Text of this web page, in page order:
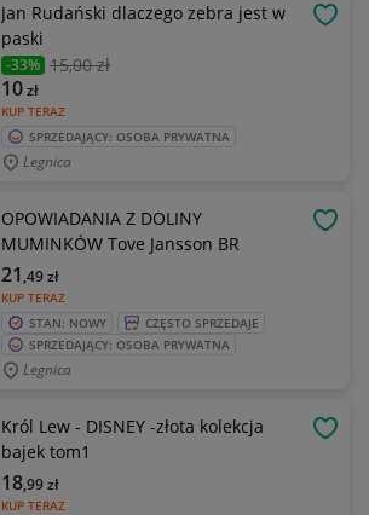
Jan Rudański dlaczego zebra jest w
paski
-33% 15,00 zł
KUP TERAZ
10zł
SPRZEDAJĄCY: OSOBA PRYWATNA
Legnica
OPOWIADANIA Z DOLINY
MUMINKÓW Tove Jansson BR
KUP TERAZ
21 ,49zł
STAN: NOWY
CZĘSTO SPRZEDAJE
SPRZEDAJĄCY: OSOBA PRYWATNA
Legnica
Król Lew - DISNEY -złota kolekcja
bajek tom1
KUP TERAZ
18,99zł